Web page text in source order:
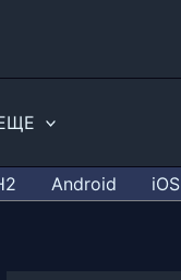
Android iOS